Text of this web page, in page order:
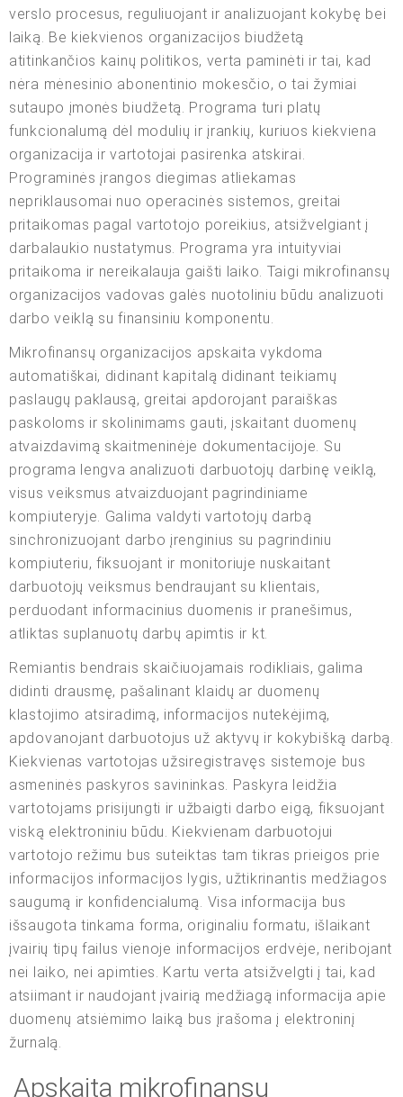
verslo procesus, reguliuojant ir analizuojant kokybę bei
laiką. Be kiekvienos organizacijos biudžetą
atitinkančios kainų politikos, verta paminėti ir tai, kad
nėra mėnesinio abonentinio mokesčio, o tai žymiai
sutaupo įmonės biudžetą. Programa turi platų
funkcionalumą dėl modulių ir įrankių, kuriuos kiekviena
organizacija ir vartotojai pasirenka atskirai.
Programinės įrangos diegimas atliekamas
nepriklausomai nuo operacinės sistemos, greitai
pritaikomas pagal vartotojo poreikius, atsižvelgiant į
darbalaukio nustatymus. Programa yra intuityviai
pritaikoma ir nereikalauja gaišti laiko. Taigi mikrofinansų
organizacijos vadovas galės nuotoliniu būdu analizuoti
darbo veiklą su finansiniu komponentu.
Mikrofinansų organizacijos apskaita vykdoma
automatiškai, didinant kapitalą didinant teikiamų
paslaugų paklausą, greitai apdorojant paraiškas
paskoloms ir skolinimams gauti, įskaitant duomenų
atvaizdavimą skaitmeninėje dokumentacijoje. Su
programa lengva analizuoti darbuotojų darbinę veiklą,
visus veiksmus atvaizduojant pagrindiniame
kompiuteryje. Galima valdyti vartotojų darbą
sinchronizuojant darbo įrenginius su pagrindiniu
kompiuteriu, fiksuojant ir monitoriuje nuskaitant
darbuotojų veiksmus bendraujant su klientais,
perduodant informacinius duomenis ir pranešimus,
atliktas suplanuotų darbų apimtis ir kt.
Remiantis bendrais skaičiuojamais rodikliais, galima
didinti drausmę, pašalinant klaidų ar duomenų
klastojimo atsiradimą, informacijos nutekėjimą,
apdovanojant darbuotojus už aktyvų ir kokybišką darbą.
Kiekvienas vartotojas užsiregistravęs sistemoje bus
asmeninės paskyros savininkas. Paskyra leidžia
vartotojams prisijungti ir užbaigti darbo eigą, fiksuojant
viską elektroniniu būdu. Kiekvienam darbuotojui
vartotojo režimu bus suteiktas tam tikras prieigos prie
informacijos informacijos lygis, užtikrinantis medžiagos
saugumą ir konfidencialumą. Visa informacija bus
išsaugota tinkama forma, originaliu formatu, išlaikant
įvairių tipų failus vienoje informacijos erdvėje, neribojant
nei laiko, nei apimties. Kartu verta atsižvelgti į tai, kad
atsiimant ir naudojant įvairią medžiagą informacija apie
duomenų atsiėmimo laiką bus įrašoma į elektroninį
žurnalą.
Apskaita mikrofinansų